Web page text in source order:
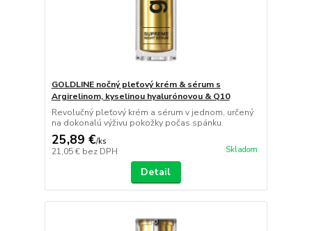
GOLDLINE nočný pleťový krém & sérum s
Argirelinom, kyselinou hyalurónovou & Q10
Revolučný pleťový krém a sérum v jednom, určený
na dokonalú výživu pokožky počas spánku.
25,89 €/ks
21,05 € bez DPH Skladom
Detail